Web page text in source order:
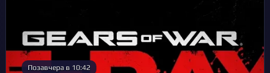
Позавчера в 10:42